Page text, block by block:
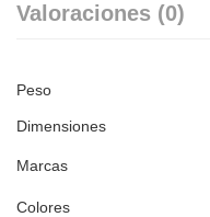
Valoraciones (0)
Peso
Dimensiones
Marcas
Colores